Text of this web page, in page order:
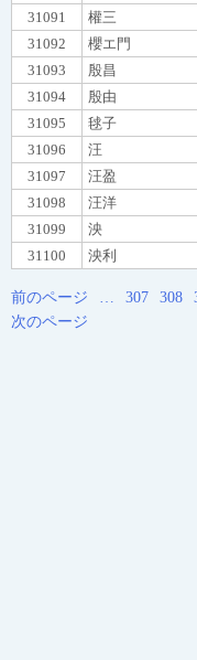
31091
權三
31092
櫻エ門
31093
殷昌
31094
殷由
31095
毬子
31096
汪
31097
汪盈
31098
汪洋
31099
泱
31100
泱利
前のページ … 307 308
次のページ